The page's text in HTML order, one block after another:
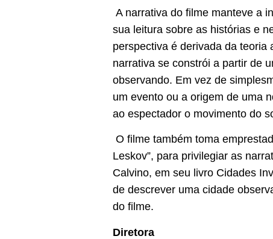
A narrativa do filme manteve a
sua leitura sobre as histórias e
perspectiva é derivada da teoria
narrativa se constrói a partir de
observando. Em vez de
um evento ou a origem de uma
ao espectador o movimento do
O filme também toma
Leskov”, para privilegiar as
Calvino, em seu livro Cidades
de descrever uma cidade
do filme.
Diretora